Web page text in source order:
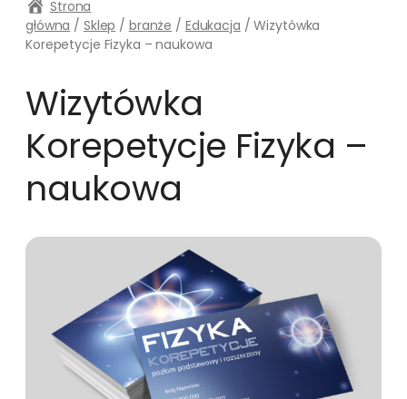
Strona
główna / Sklep / branże / Edukacja / Wizytówka
Korepetycje Fizyka – naukowa
Wizytówka
Korepetycje Fizyka –
naukowa